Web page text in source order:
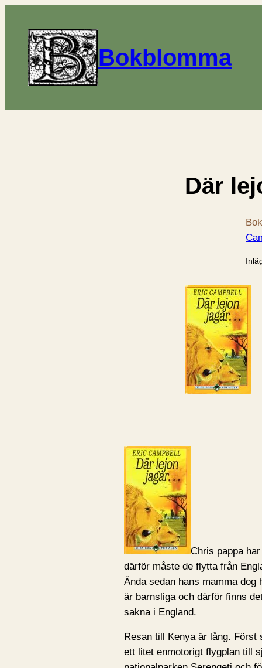
Bokblomma
Där
Chris pappa
därför måste de flytta från
Ända sedan hans mamma
är barnsliga och därför finns
sakna i England.
Resan till Kenya är lång. Först
ett litet enmotorigt flygplan till